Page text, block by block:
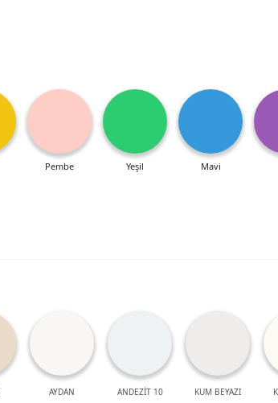
Pembe Yeşil Mavi
AYDAN ANDEZİT 10 KUM BEYAZI